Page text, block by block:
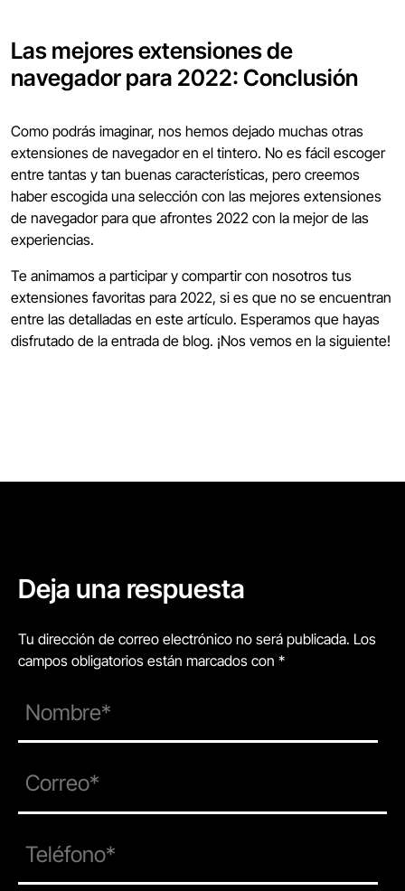
Las mejores extensiones de
navegador para 2022: Conclusión
Como podrás imaginar, nos hemos dejado muchas otras
extensiones de navegador en el tintero. No es fácil escoger
entre tantas y tan buenas características, pero creemos
haber escogida una selección con las mejores extensiones
de navegador para que afrontes 2022 con la mejor de las
experiencias.
Te animamos a participar y compartir con nosotros tus
extensiones favoritas para 2022, si es que no se encuentran
entre las detalladas en este artículo. Esperamos que hayas
disfrutado de la entrada de blog. ¡Nos vemos en la siguiente!
Deja una respuesta
Tu dirección de correo electrónico no será publicada. Los
campos obligatorios están marcados con *